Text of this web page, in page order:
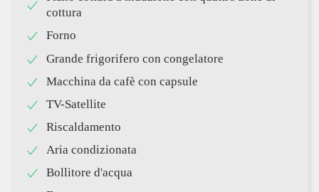
cottura
Forno
Grande frigorifero con congelatore
Macchina da cafè con capsule
TV-Satellite
Riscaldamento
Aria condizionata
Bollitore d'acqua